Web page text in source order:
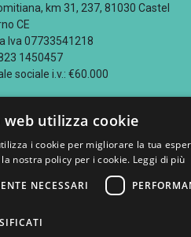
km 31, 237, 81030 Castel
CE
Iva 07733541218
1450457
sociale i.v.: €60.000
utilizza cookie
i cookie per migliorare la tua
nostra policy per i cookie. Leggi di più
NECESSARI